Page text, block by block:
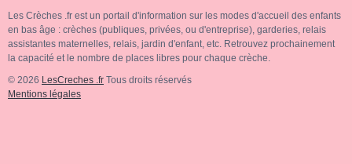
Les Crèches .fr est un portail d'information sur les modes d'accueil des enfants
en bas âge : crèches (publiques, privées, ou d'entreprise), garderies, relais
assistantes maternelles, relais, jardin d'enfant, etc. Retrouvez prochainement
la capacité et le nombre de places libres pour chaque crèche.
© 2026 LesCreches .fr Tous droits réservés
Mentions légales